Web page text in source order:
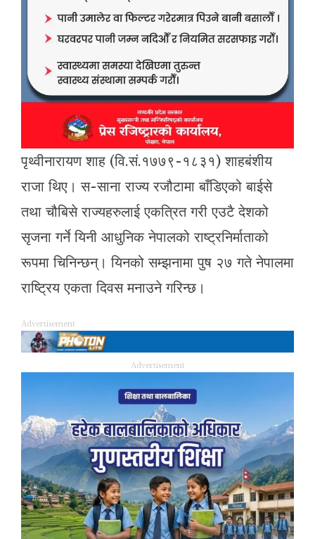
पृथ्वीनारायण शाह (वि.सं.१७७९-१८३१) शाहबंशीय
राजा थिए। स-साना राज्य रजौटामा बाँडिएको बाईसे
तथा चौबिसे राज्यहरुलाई एकत्रित गरी एउटै देशको
सृजना गर्ने यिनी आधुनिक नेपालको राष्ट्रनिर्माताको
रूपमा चिनिन्छन्। यिनको सम्झनामा पुष २७ गते नेपालमा
राष्ट्रिय एकता दिवस मनाउने गरिन्छ।
Advertisement
Advertisement